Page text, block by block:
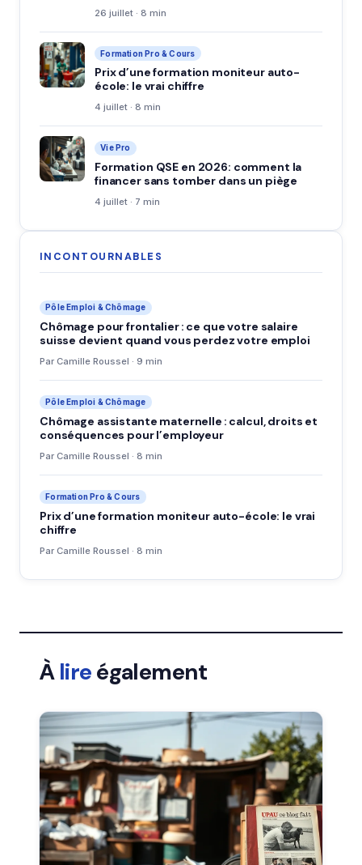
26 juillet · 8 min
Formation Pro & Cours
Prix d’une formation moniteur auto-
école: le vrai chiffre
4 juillet · 8 min
Vie Pro
Formation QSE en 2026: comment la
financer sans tomber dans un piège
4 juillet · 7 min
INCONTOURNABLES
Pôle Emploi & Chômage
Chômage pour frontalier : ce que votre salaire
suisse devient quand vous perdez votre emploi
Par Camille Roussel · 9 min
Pôle Emploi & Chômage
Chômage assistante maternelle : calcul, droits et
conséquences pour l’employeur
Par Camille Roussel · 8 min
Formation Pro & Cours
Prix d’une formation moniteur auto-école: le vrai
chiffre
Par Camille Roussel · 8 min
Àlireégalement